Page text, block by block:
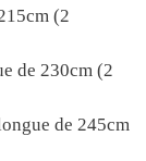
(2
de 230cm (2
de 245cm